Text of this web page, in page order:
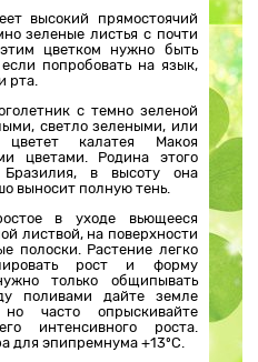
высокий прямостоячий
зеленые листья с почти
цветком нужно быть
попробовать на язык,
рта.
с темно зеленой
светло зелеными, или
калатея Макоя
цветами. Родина этого
в высоту она
выносит полную тень.
в уходе вьющееся
листвой, на поверхности
полоски. Растение легко
рост и форму
только общипывать
поливами дайте земле
часто опрыскивайте
интенсивного роста.
для эпипремнума +13ºС.